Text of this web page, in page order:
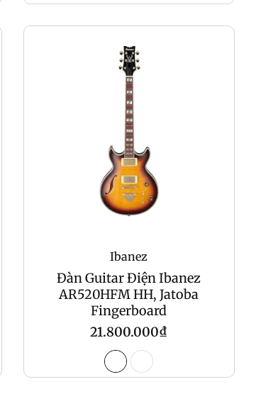
Ibanez
Đàn Guitar Điện Ibanez
AR520HFM HH, Jatoba
Fingerboard
Regular
price
21.800.000₫